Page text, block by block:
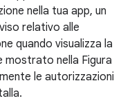
nella tua app, un
relativo alle
quando visualizza la
mostrato nella Figura
le autorizzazioni